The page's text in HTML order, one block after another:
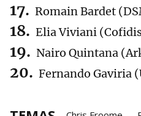
Romain Bardet
Elia Viviani
Nairo Quintana
Fernando Gaviria